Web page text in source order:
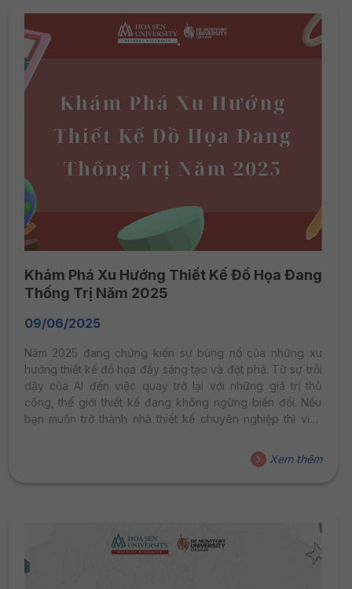
Khám Phá Xu Hướng Thiết Kế Đồ Họa Đang
Thống Trị Năm 2025
09/06/2025
Năm 2025 đang chứng kiến sự bùng nổ của những xu
hướng thiết kế đồ họa đầy sáng tạo và đột phá. Từ sự trỗi
dậy của AI đến việc quay trở lại với những giá trị thủ
công, thế giới thiết kế đang không ngừng biến đổi. Nếu
bạn muốn trở thành nhà thiết kế chuyên nghiệp thì việc
Xem thêm